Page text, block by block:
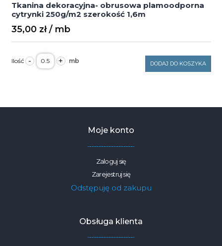
Tkanina dekoracyjna- obrusowa plamoodporna
cytrynki 250g/m2 szerokość 1,6m
35,00 zł
- ilość
Tkanina
dekoracyjna-
szerokość
+ DODAJ DO KOSZYKA
Moje konto
Zaloguj się
Zarejestruj się
Odstępuję od zakupu
Obsługa klienta